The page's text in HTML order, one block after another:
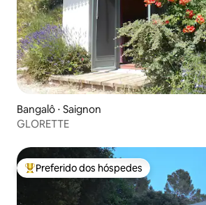
Bangalô ⋅ Saignon
GLORETTE
Entre os melhores preferidos dos
Preferido dos hóspedes